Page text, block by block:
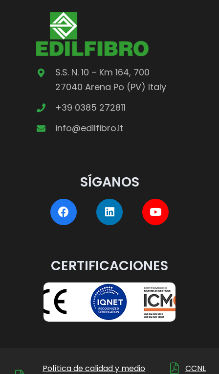
S.S. N. 10 – Km 164, 700
27040 Arena Po (PV) Italy
+39 0385 272811
info@edilfibro.it
SÍGANOS
CERTIFICACIONES
Política de calidad y medio CCNL